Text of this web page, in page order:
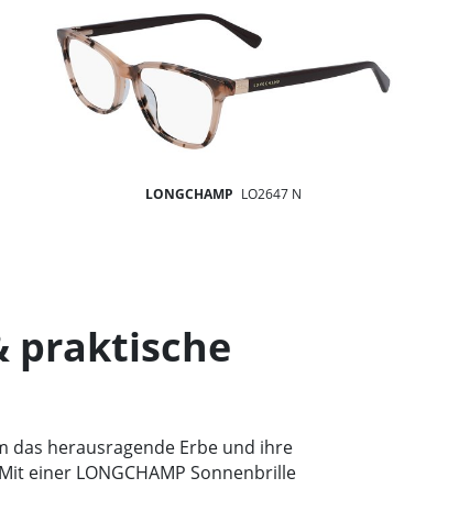
LONGCHAMP LO2647 N
praktische
das herausragende Erbe und ihre
einer LONGCHAMP Sonnenbrille